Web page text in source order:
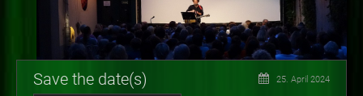
Save the date(s) 25. April 2024